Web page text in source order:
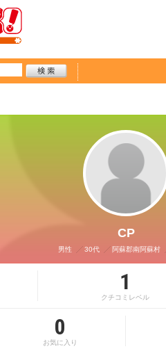
CP
男性 30代 阿蘇郡南阿蘇村
1
クチコミレベル
0
お気に入り